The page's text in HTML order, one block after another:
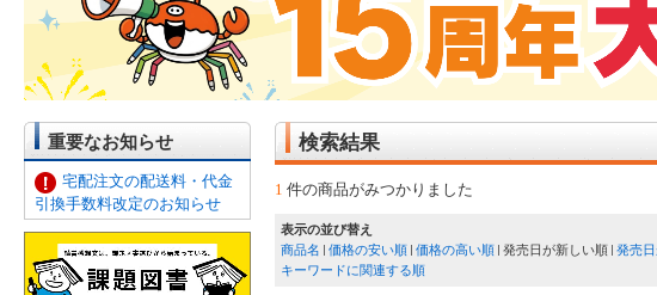
重要なお知らせ
宅配注文の配送料・代金
引換手数料改定のお知らせ
検索結果
1 件の商品がみつかりました
表示の並び替え
商品名
価格の安い順 価格の高い順 発売日が新しい順 発売
キーワードに関連する順